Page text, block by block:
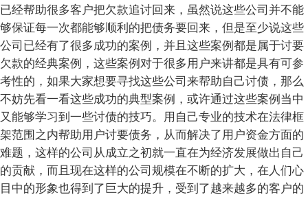
已经帮助很多客户把欠款追讨回来，虽然说这些公司并不能
够保证每一次都能够顺利的把债务要回来，但是至少说这些
公司已经有了很多成功的案例，并且这些案例都是属于讨要
欠款的经典案例，这些案例对于很多用户来讲都是具有可参
考性的，如果大家想要寻找这些公司来帮助自己讨债，那么
不妨先看一看这些成功的典型案例，或许通过这些案例当中
又能够学习到一些讨债的技巧。用自己专业的技术在法律框
架范围之内帮助用户讨要债务，从而解决了用户资金方面的
难题，这样的公司从成立之初就一直在为经济发展做出自己
的贡献，而且现在这样的公司规模在不断的扩大，在人们心
目中的形象也得到了巨大的提升，受到了越来越多的客户的